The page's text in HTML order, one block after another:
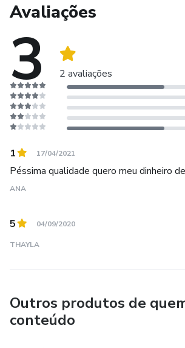
Avaliações
3 2 avaliações
1 17/04/2021
Péssima qualidade quero meu dinheiro
ANA
5 04/09/2020
THAYLA
Outros produtos de
conteúdo